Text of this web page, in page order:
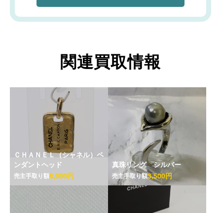
関連買取情報
ＣＨＡＮＥＬ（シャネル）ペ
ンダントヘッド
売主手取り額8,000円
真珠リング シルバー
売主手取り額3,500円